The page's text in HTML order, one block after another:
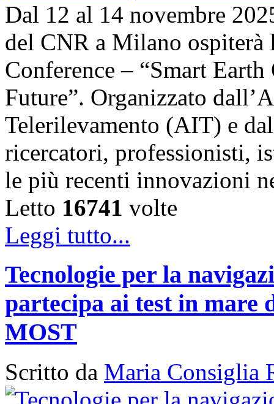
Dal 12 al 14 novembre
del CNR a Milano
Conference – “Smart
Future”. Organizzato
Telerilevamento (AIT) e
ricercatori, professionisti,
le più recenti innovazioni
Letto 16741 volte
Leggi tutto...
Tecnologie per la
partecipa ai test in mare
MOST
Scritto da Maria Consiglia